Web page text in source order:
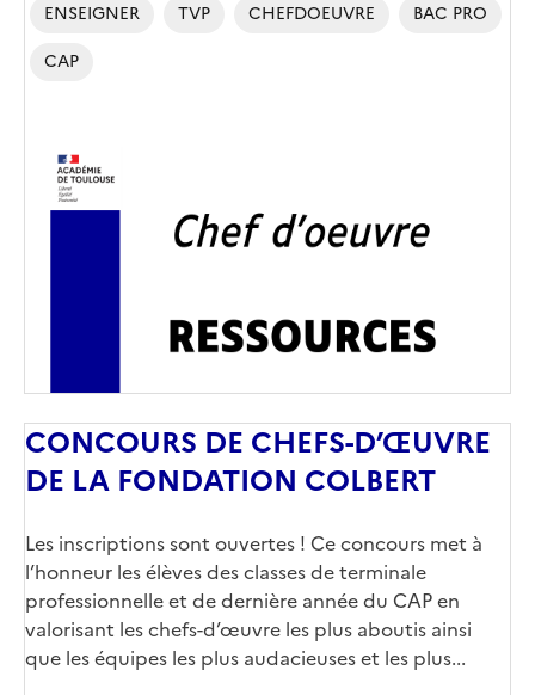
ENSEIGNER TVP CHEFDOEUVRE
BAC PRO
CAP
couverture
(conseillée)
CONCOURS DE CHEFS-D’ŒUVRE
DE LA FONDATION COLBERT
Corps
Les inscriptions sont ouvertes ! Ce concours met à
l’honneur les élèves des classes de terminale
professionnelle et de dernière année du CAP en
valorisant les chefs-d’œuvre les plus aboutis ainsi
que les équipes les plus audacieuses et les plus...